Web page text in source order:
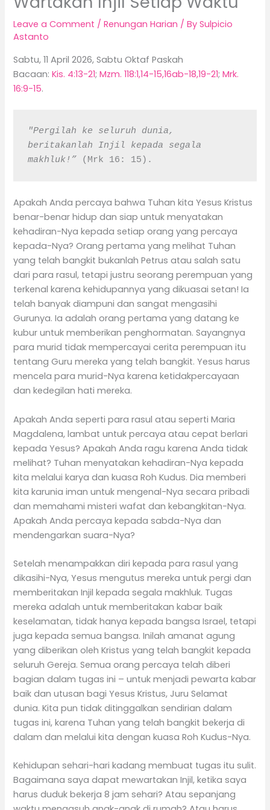
Leave a Comment /Renungan Harian / BySulpicio
Astanto
Sabtu, 11 April 2026, Sabtu Oktaf Paskah
Bacaan:Kis. 4:13-21;Mzm. 118:1,14-15,16ab-18,19-21;Mrk.
16:9-15.
"Pergilah ke seluruh dunia,
beritakanlah Injil kepada segala
makhluk!” (Mrk 16: 15).
Apakah Anda percaya bahwa Tuhan kita Yesus Kristus
benar-benar hidup dan siap untuk menyatakan
kehadiran-Nya kepada setiap orang yang percaya
kepada-Nya? Orang pertama yang melihat Tuhan
yang telah bangkit bukanlah Petrus atau salah satu
dari para rasul, tetapi justru seorang perempuan yang
terkenal karena kehidupannya yang dikuasai setan! Ia
telah banyak diampuni dan sangat mengasihi
Gurunya. Ia adalah orang pertama yang datang ke
kubur untuk memberikan penghormatan. Sayangnya
para murid tidak mempercayai cerita perempuan itu
tentang Guru mereka yang telah bangkit. Yesus harus
mencela para murid-Nya karena ketidakpercayaan
dan kedegilan hati mereka.
Apakah Anda seperti para rasul atau seperti Maria
Magdalena, lambat untuk percaya atau cepat berlari
kepada Yesus? Apakah Anda ragu karena Anda tidak
melihat? Tuhan menyatakan kehadiran-Nya kepada
kita melalui karya dan kuasa Roh Kudus. Dia memberi
kita karunia iman untuk mengenal-Nya secara pribadi
dan memahami misteri wafat dan kebangkitan-Nya.
Apakah Anda percaya kepada sabda-Nya dan
mendengarkan suara-Nya?
Setelah menampakkan diri kepada para rasul yang
dikasihi-Nya, Yesus mengutus mereka untuk pergi dan
memberitakan Injil kepada segala makhluk. Tugas
mereka adalah untuk memberitakan kabar baik
keselamatan, tidak hanya kepada bangsa Israel, tetapi
juga kepada semua bangsa. Inilah amanat agung
yang diberikan oleh Kristus yang telah bangkit kepada
seluruh Gereja. Semua orang percaya telah diberi
bagian dalam tugas ini – untuk menjadi pewarta kabar
baik dan utusan bagi Yesus Kristus, Juru Selamat
dunia. Kita pun tidak ditinggalkan sendirian dalam
tugas ini, karena Tuhan yang telah bangkit bekerja di
dalam dan melalui kita dengan kuasa Roh Kudus-Nya.
Kehidupan sehari-hari kadang membuat tugas itu sulit.
Bagaimana saya dapat mewartakan Injil, ketika saya
harus duduk bekerja 8 jam sehari? Atau sepanjang